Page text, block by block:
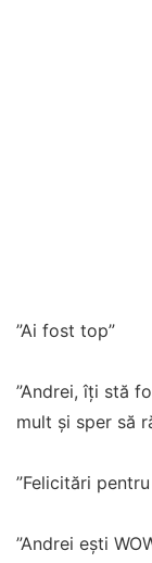
”Ai fost top”
”Andrei, îți stă
mult și sper să
”Felicitări
”Andrei ești